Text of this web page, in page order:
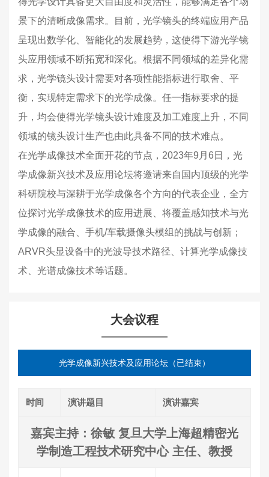
景下的清晰成像需求。目前，光学镜头的终端应用产品
呈现出数学化、智能化的发展趋势，这使得下游光学镜
头应用领域不断拓宽和深化。根据不同领域的差异化需
求，光学镜头设计需要对各项性能指标进行取舍、平
衡，实现特定需求下的光学成像。任一指标要求的提
升，均会使得光学镜头设计难度及加工难度上升，不同
领域的镜头设计生产也由此具备不同的技术难点。
在光学成像技术全面开花的节点，2023年9月6日，光
学成像新兴技术及应用论坛将邀请来自国内顶级的光学
科研院校与深耕于光学成像各个方向的代表企业，全方
位探讨光学成像技术的应用进展、将覆盖感知技术与光
学成像的融合、手机/车载摄像头模组的挑战与创新；
ARVR头显设备中的光波导技术路径、计算光学成像技
术、光谱成像技术等话题。
大会议程
光学成像新兴技术及应用论坛（已结束）
时间 演讲题目 演讲嘉宾
嘉宾主持：徐敏 复旦大学上海超精密光
学制造工程技术研究中心 主任、教授